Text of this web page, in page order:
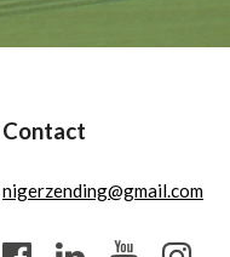
Contact
nigerzending@gmail.com